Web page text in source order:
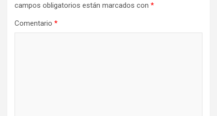
campos obligatorios están marcados con *
Comentario *